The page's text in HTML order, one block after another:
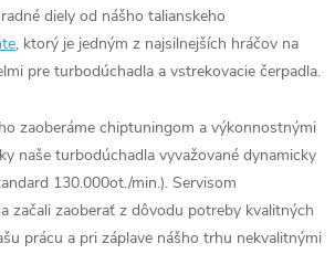
diely od nášho talianskeho
, ktorý je jedným z najsilnejších hráčov na
pre turbodúchadla a vstrekovacie čerpadla.
zaoberáme chiptuningom a výkonnostnými
naše turbodúchadla vyvažované dynamicky
130.000ot./min.). Servisom
začali zaoberať z dôvodu potreby kvalitných
prácu a pri záplave nášho trhu nekvalitnými